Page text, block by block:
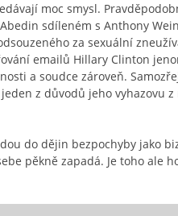
moc smysl.
sdíleném s Anthony
za sexuální
emailů Hillary Clinton
a soudce zároveň.
z důvodů jeho vyhazovu
do dějin bezpochyby jako
pěkně zapadá. Je toho ale